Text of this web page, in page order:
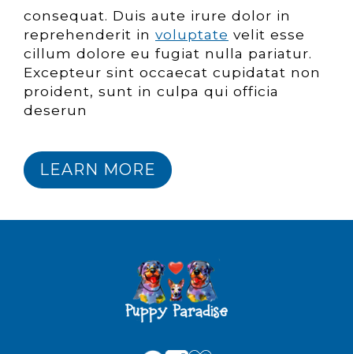
consequat. Duis aute irure dolor in
reprehenderit in voluptate velit esse
cillum dolore eu fugiat nulla pariatur.
Excepteur sint occaecat cupidatat non
proident, sunt in culpa qui officia
deserun
LEARN MORE